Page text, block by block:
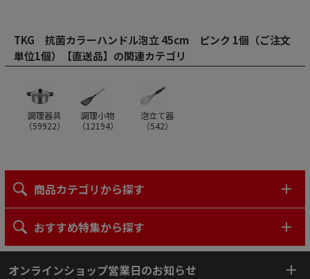
TKG 抗菌カラーハンドル泡立 45cm ピンク 1個（ご注文
単位1個）【直送品】の関連カテゴリ
調理器具
（59922）
調理小物
（12194）
泡立て器
（542）
商品カテゴリから探す
おすすめ特集から探す
オンラインショップ営業日のお知らせ